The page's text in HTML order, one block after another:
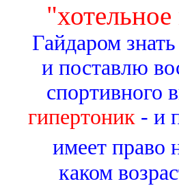
Гайдаром
и поставлю
спортивного
гипертоник - и
имеет право
каком